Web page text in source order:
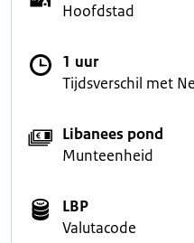
Hoofdstad
1 uur
Tijdsverschil met
Libanees pond
Munteenheid
LBP
Valutacode